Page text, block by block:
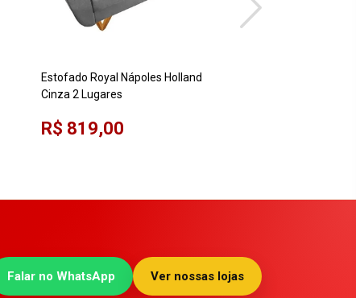
Estofado Royal Nápoles Holland
Cinza 2 Lugares
R$ 819,00
Falar no WhatsApp Ver nossas lojas